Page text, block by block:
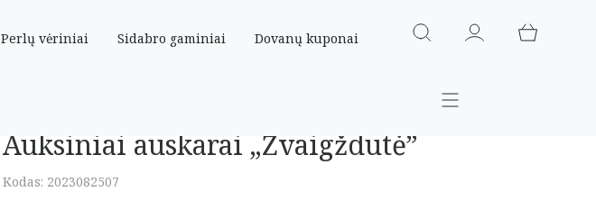
Perlų vėriniai Sidabro gaminiai Dovanų kuponai
Auksiniai auskarai „Žvaigždutė”
Kodas: 2023082507